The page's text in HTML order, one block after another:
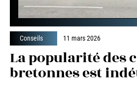
Conseils 11 mars 2026
La popularité des
bretonnes est